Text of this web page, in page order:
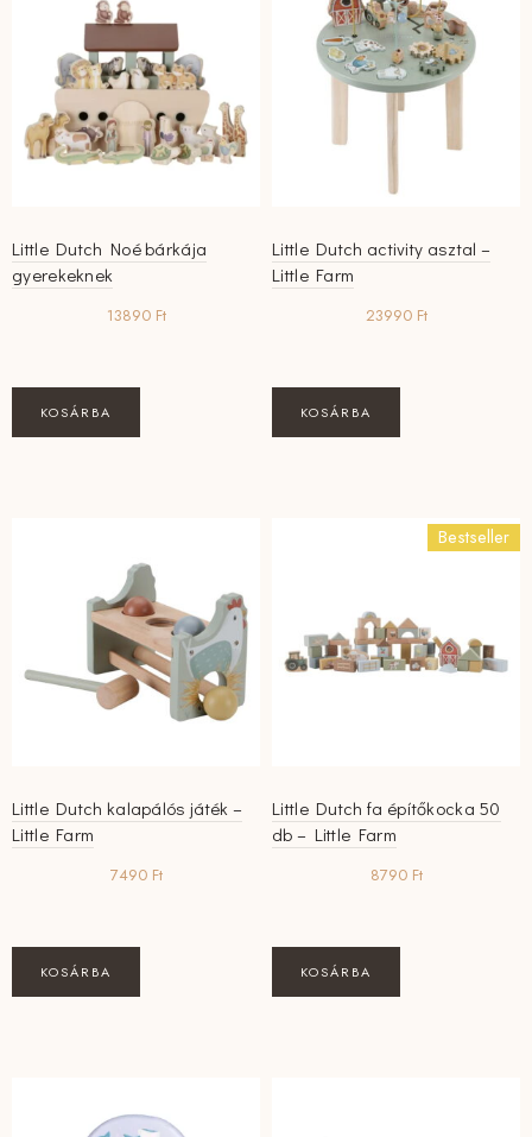
Little Dutch Noé bárkája
gyerekeknek
13890 Ft
KOSÁRBA
Little Dutch activity asztal –
Little Farm
23990 Ft
KOSÁRBA
Little Dutch kalapálós játék –
Little Farm
7490 Ft
KOSÁRBA
Bestseller
Little Dutch fa építőkocka 50
db – Little Farm
8790 Ft
KOSÁRBA